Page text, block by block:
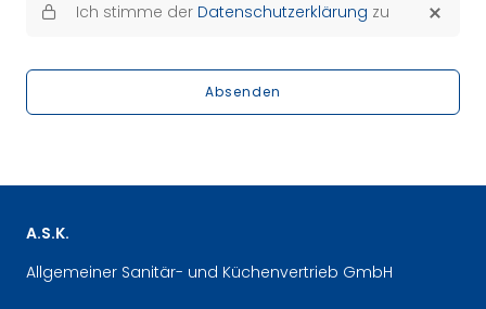
Ich stimme der Datenschutzerklärung zu
Absenden
A.S.K.
Allgemeiner Sanitär- und Küchenvertrieb GmbH